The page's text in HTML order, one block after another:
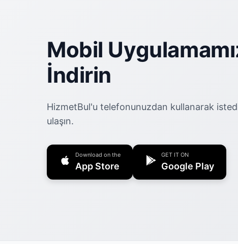
Mobil
İndirin
HizmetBul'u telefonunuzdan kullanarak
ulaşın.
Download on the
App Store
GET IT ON
Google Play